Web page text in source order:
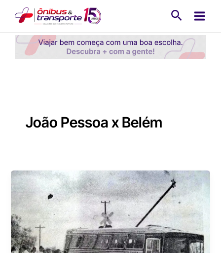
conteúdo
João Pessoa x Belém